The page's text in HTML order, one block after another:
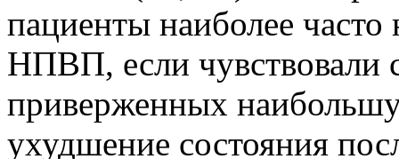
пациенты наиболее
НПВП, если чувствовали
приверженных
ухудшение состояния